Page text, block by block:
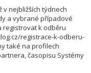
v nejbližších týdnech
a vybrané případové
registrovat k odběru
registrace-k-odberu-
také na profilech
časopisu Systémy